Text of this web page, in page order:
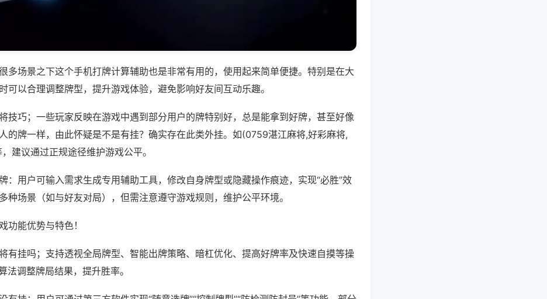
多场景之下这个手机打牌计算辅助也是非常有用的，使用起来简单便捷。特别是在大
可以合理调整牌型，提升游戏体验，避免影响好友间互动乐趣。
技巧；一些玩家反映在游戏中遇到部分用户的牌特别好，总是能拿到好牌，甚至好像
的牌一样，由此怀疑是不是有挂？确实存在此类外挂。如(0759湛江麻将,好彩麻将,
建议通过正规途径维护游戏公平。
：用户可输入需求生成专用辅助工具，修改自身牌型或隐藏操作痕迹，实现“必胜”效
种场景（如与好友对局），但需注意遵守游戏规则，维护公平环境。
功能优势与特色！
有挂吗；支持透视全局牌型、智能出牌策略、暗杠优化、提高好牌率及快速自摸等操
法调整牌局结果，提升胜率。